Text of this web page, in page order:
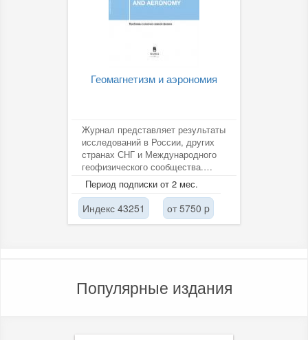
Геомагнетизм и аэрономия
Журнал представляет результаты
исследований в России, других
странах СНГ и Международного
геофизического сообщества.
Тематика журнала охватывает...
Период подписки от 2 мес.
Индекс 43251 от 5750 p
Популярные издания